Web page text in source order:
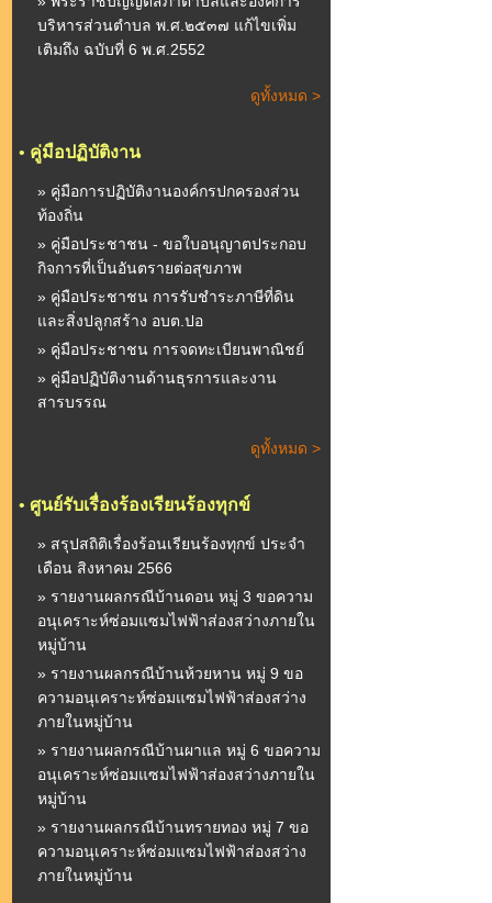
บริหารส่วนตําบล พ.ศ.๒๕๓๗ แก้ไขเพิ่ม
เติมถึง ฉบับที่ 6 พ.ศ.2552
ดูทั้งหมด >
• คู่มือปฏิบัติงาน
» คู่มือการปฏิบัติงานองค์กรปกครองส่วน
ท้องถิ่น
» คู่มือประชาชน - ขอใบอนุญาตประกอบ
กิจการที่เป็นอันตรายต่อสุขภาพ
» คู่มือประชาชน การรับชำระภาษีที่ดิน
และสิ่งปลูกสร้าง อบต.ปอ
» คู่มือประชาชน การจดทะเบียนพาณิชย์
» คู่มือปฏิบัติงานด้านธุรการและงาน
สารบรรณ
ดูทั้งหมด >
• ศูนย์รับเรื่องร้องเรียนร้องทุกข์
» สรุปสถิติเรื่องร้อนเรียนร้องทุกข์ ประจำ
เดือน สิงหาคม 2566
» รายงานผลกรณีบ้านดอน หมู่ 3 ขอความ
อนุเคราะห์ซ่อมแซมไฟฟ้าส่องสว่างภายใน
หมู่บ้าน
» รายงานผลกรณีบ้านห้วยหาน หมู่ 9 ขอ
ความอนุเคราะห์ซ่อมแซมไฟฟ้าส่องสว่าง
ภายในหมู่บ้าน
» รายงานผลกรณีบ้านผาแล หมู่ 6 ขอความ
อนุเคราะห์ซ่อมแซมไฟฟ้าส่องสว่างภายใน
หมู่บ้าน
» รายงานผลกรณีบ้านทรายทอง หมู่ 7 ขอ
ความอนุเคราะห์ซ่อมแซมไฟฟ้าส่องสว่าง
ภายในหมู่บ้าน